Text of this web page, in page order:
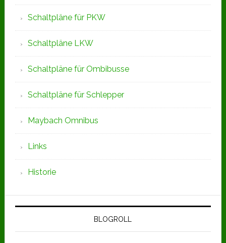
Schaltpläne für PKW
Schaltpläne LKW
Schaltpläne für Ombibusse
Schaltpläne für Schlepper
Maybach Omnibus
Links
Historie
BLOGROLL